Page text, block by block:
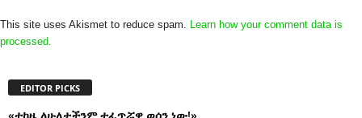
This site uses Akismet to reduce spam. Learn how your comment data is
processed.
EDITOR PICKS